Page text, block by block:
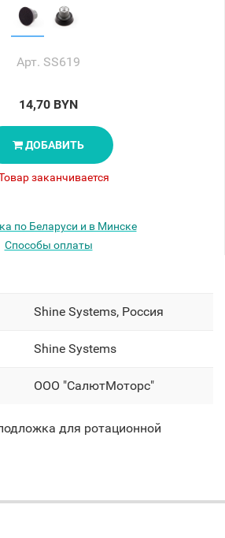
Арт. SS619
14,70 BYN
ДОБАВИТЬ
заканчивается
по Беларуси и в Минске
Способы оплаты
Shine Systems, Россия
Shine Systems
OOO "СалютМоторс"
для ротационной